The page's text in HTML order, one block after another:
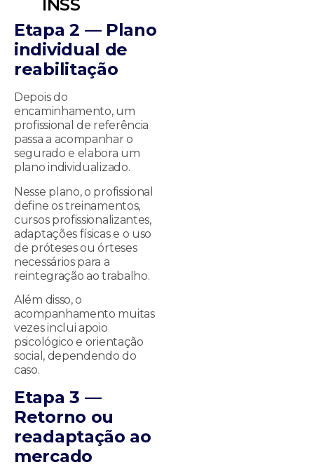
INSS
Etapa 2 — Plano
individual de
reabilitação
Depois do
encaminhamento, um
profissional de referência
passa a acompanhar o
segurado e elabora um
plano individualizado.
Nesse plano, o profissional
define os treinamentos,
cursos profissionalizantes,
adaptações físicas e o uso
de próteses ou órteses
necessários para a
reintegração ao trabalho.
Além disso, o
acompanhamento muitas
vezes inclui apoio
psicológico e orientação
social, dependendo do
caso.
Etapa 3 —
Retorno ou
readaptação ao
mercado